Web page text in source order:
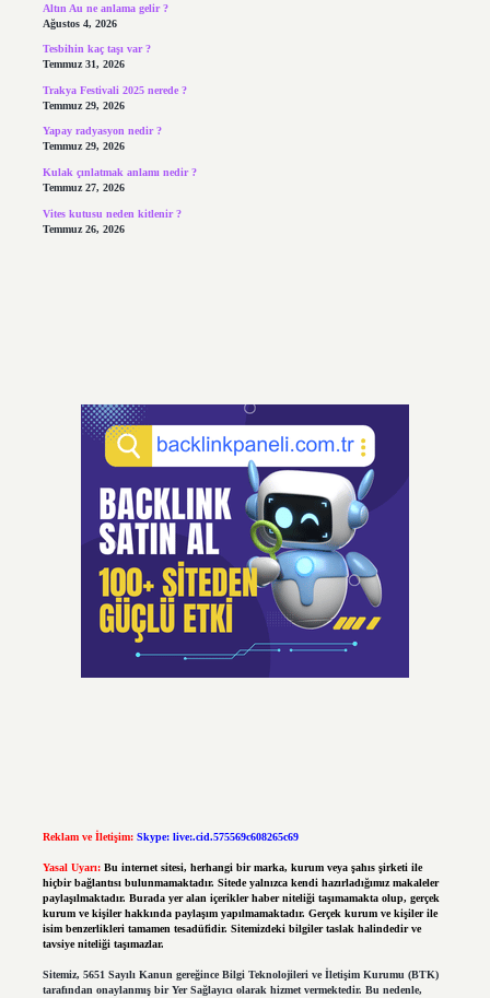
Altın Au ne anlama gelir ?
Ağustos 4, 2026
Tesbihin kaç taşı var ?
Temmuz 31, 2026
Trakya Festivali 2025 nerede ?
Temmuz 29, 2026
Yapay radyasyon nedir ?
Temmuz 29, 2026
Kulak çınlatmak anlamı nedir ?
Temmuz 27, 2026
Vites kutusu neden kitlenir ?
Temmuz 26, 2026
Reklam ve İletişim: Skype: live:.cid.575569c608265c69
Yasal Uyarı: Bu internet sitesi, herhangi bir marka, kurum veya şahıs şirketi ile
hiçbir bağlantısı bulunmamaktadır. Sitede yalnızca kendi hazırladığımız makaleler
paylaşılmaktadır. Burada yer alan içerikler haber niteliği taşımamakta olup, gerçek
kurum ve kişiler hakkında paylaşım yapılmamaktadır. Gerçek kurum ve kişiler ile
isim benzerlikleri tamamen tesadüfidir. Sitemizdeki bilgiler taslak halindedir ve
tavsiye niteliği taşımazlar.
Sitemiz, 5651 Sayılı Kanun gereğince Bilgi Teknolojileri ve İletişim Kurumu (BTK)
tarafından onaylanmış bir Yer Sağlayıcı olarak hizmet vermektedir. Bu nedenle,